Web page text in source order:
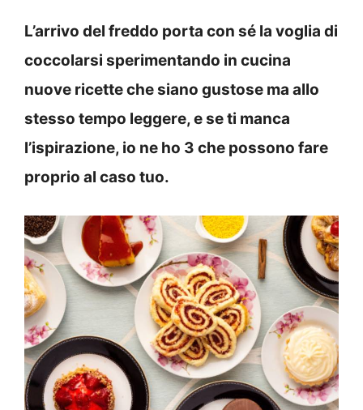
L’arrivo del freddo porta con sé la voglia di
coccolarsi sperimentando in cucina
nuove ricette che siano gustose ma allo
stesso tempo leggere, e se ti manca
l’ispirazione, io ne ho 3 che possono fare
proprio al caso tuo.